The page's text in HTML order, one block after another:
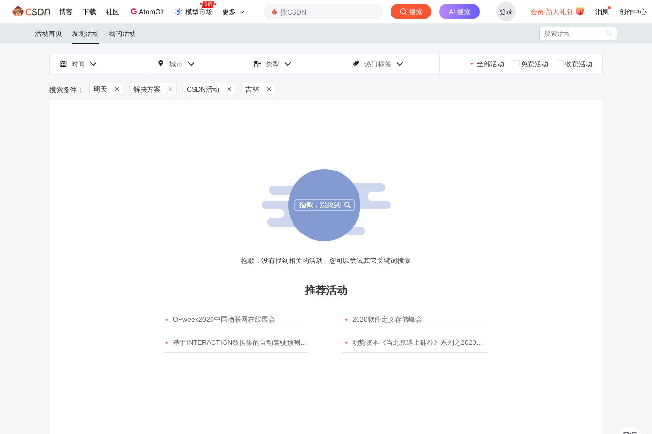
博客 下载 社区 AtomGit 模型市场 更多 搜索 AI 搜索 登录 会员·新人礼包 消息 创作中心
活动首页 发现活动 我的活动 
 时间   城市   类型   热门标签  全部活动 免费活动 收费活动
明天  解决方案  CSDN活动  吉林 
抱歉，没有找到相关的活动，您可以尝试其它关键词搜索
推荐活动
 OFweek2020中国物联网在线展会  2020软件定义存储峰会
 基于INTERACTION数据集的自动驾驶预测模型挑战赛  明势资本《当北京遇上硅谷》系列之2020年度开源峰会